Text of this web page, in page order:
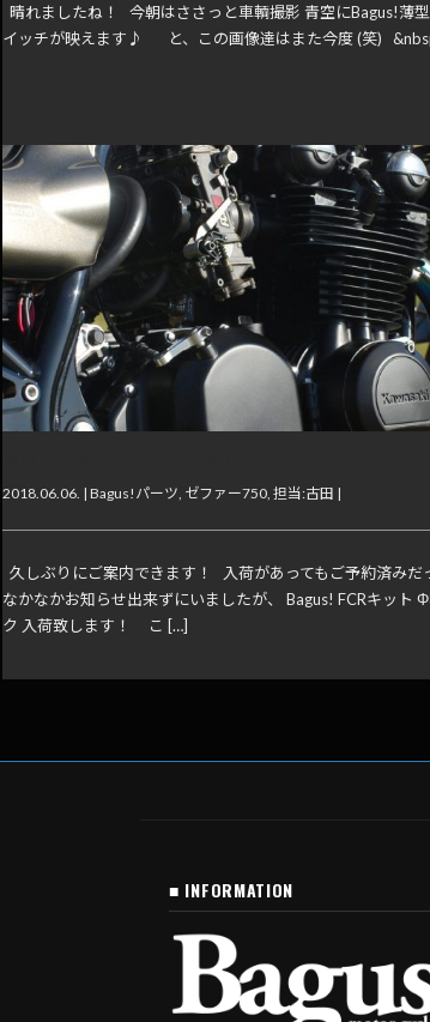
晴れましたね！ 今朝はささっと車輌撮影 青空にBagus!薄
イッチが映えます♪ と、この画像達はまた今度 (笑)
2018.06.06. | Bagus!パーツ, ゼファー750, 担当:古田 |
久しぶりにご案内できます！ 入荷があってもご予約済みだ
なかなかお知らせ出来ずにいましたが、 Bagus! FCRキット
ク 入荷致します！ こ […]
■ INFORMATION